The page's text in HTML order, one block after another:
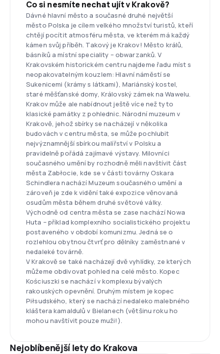
Co si nesmíte nechat ujít v Krakově?
Dávné hlavní město a současné druhé největší
město Polska je cílem velkého množství turistů, kteří
chtějí pocítit atmosféru města, ve kterém má každý
kámen svůj příběh. Takový je Krakov! Město králů,
básníků a místní speciality – obwarzanků. V
Krakovském historickém centru najdeme řadu míst s
neopakovatelným kouzlem: Hlavní náměstí se
Sukenicemi (krámy s látkami), Mariánský kostel,
staré měšťanské domy, Královský zámek na Wawelu.
Krakov může ale nabídnout ještě více než tyto
klasické památky z pohlednic. Národní muzeum v
Krakově, jehož sbírky se nacházejí v několika
budovách v centru města, se může pochlubit
nejvýznamnější sbírkou malířství v Polsku a
pravidelně pořádá zajímavé výstavy. Milovníci
současného umění by rozhodně měli navštívit část
města Zabłocie, kde se v části továrny Oskara
Schindlera nachází Muzeum současného umění a
zároveň je zde k vidění také expozice věnovaná
osudům města během druhé světové války.
Východně od centra města se zase nachází Nowa
Huta – příklad komplexního socialistického projektu
postaveného v období komunizmu. Jedná se o
rozlehlou obytnou čtvrť pro dělníky zaměstnané v
nedaleké továrně.
V Krakově se také nacházejí dvě vyhlídky, ze kterých
můžeme obdivovat pohled na celé město. Kopec
Kościuszki se nachází v komplexu bývalých
rakouských opevnění. Druhým místem je kopec
Piłsudského, který se nachází nedaleko malebného
kláštera kamaldulů v Bielanech (většinu roku ho
mohou navštívit pouze muži!).
Nejoblíbenější lety do Krakova